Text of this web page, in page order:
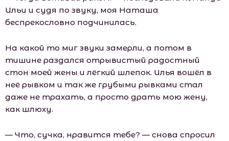
Ильи и судя по звуку, моя Наташа
беспрекословно подчинилась.
На какой то миг звуки замерли, а потом в
тишине раздался отрывистый радостный
стон моей жены и лёгкий шлепок. Илья вошёл в
неё рывком и так же грубыми рывками стал
даже не трахать, а просто драть мою жену,
как шлюху.
— Что, сучка, нравится тебе? — снова спросил